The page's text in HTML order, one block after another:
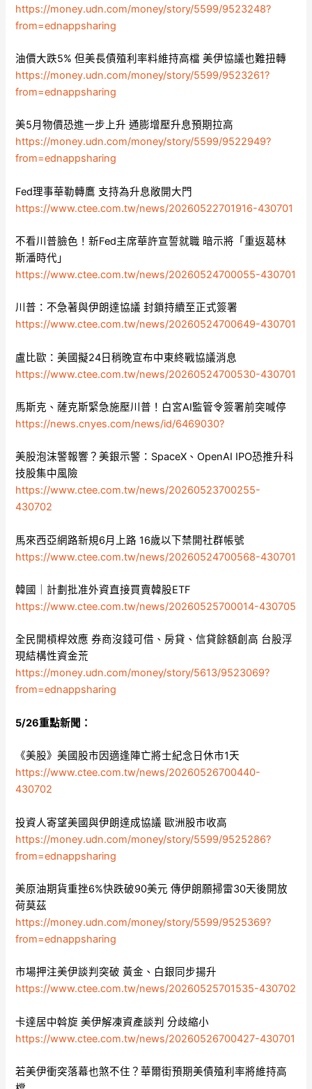
https://money.udn.com/money/story/5599/9523248?
from=ednappsharing
油價大跌5% 但美長債殖利率料維持高檔 美伊協議也難扭轉
https://money.udn.com/money/story/5599/9523261?
from=ednappsharing
美5月物價恐進一步上升 通膨增壓升息預期拉高
https://money.udn.com/money/story/5599/9522949?
from=ednappsharing
Fed理事華勒轉鷹 支持為升息敞開大門
https://www.ctee.com.tw/news/20260522701916-430701
不看川普臉色！新Fed主席華許宣誓就職 暗示將「重返葛林
斯潘時代」
https://www.ctee.com.tw/news/20260524700055-430701
川普：不急著與伊朗達協議 封鎖持續至正式簽署
https://www.ctee.com.tw/news/20260524700649-430701
盧比歐：美國擬24日稍晚宣布中東終戰協議消息
https://www.ctee.com.tw/news/20260524700530-430701
馬斯克、薩克斯緊急施壓川普！白宮AI監管令簽署前突喊停
https://news.cnyes.com/news/id/6469030?
美股泡沫警報響？美銀示警：SpaceX、OpenAI IPO恐推升科
技股集中風險
https://www.ctee.com.tw/news/20260523700255-
430702
馬來西亞網路新規6月上路 16歲以下禁開社群帳號
https://www.ctee.com.tw/news/20260524700568-430701
韓國｜計劃批准外資直接買賣韓股ETF
https://www.ctee.com.tw/news/20260525700014-430705
全民開槓桿效應 券商沒錢可借、房貸、信貸餘額創高 台股浮
現結構性資金荒
https://money.udn.com/money/story/5613/9523069?
from=ednappsharing
5/26重點新聞：
《美股》美國股市因適逢陣亡將士紀念日休市1天
https://www.ctee.com.tw/news/20260526700440-
430702
投資人寄望美國與伊朗達成協議 歐洲股市收高
https://money.udn.com/money/story/5599/9525286?
from=ednappsharing
美原油期貨重挫6%快跌破90美元 傳伊朗願掃雷30天後開放
荷莫茲
https://money.udn.com/money/story/5599/9525369?
from=ednappsharing
市場押注美伊談判突破 黃金、白銀同步揚升
https://www.ctee.com.tw/news/20260525701535-430702
卡達居中斡旋 美伊解凍資產談判 分歧縮小
https://www.ctee.com.tw/news/20260526700427-430701
若美伊衝突落幕也煞不住？華爾街預期美債殖利率將維持高